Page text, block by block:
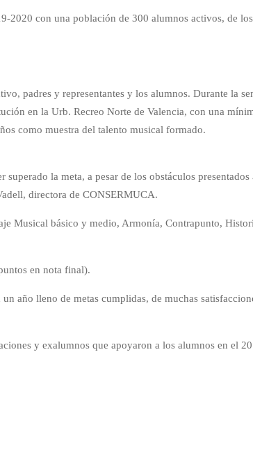
con una población de 300 alumnos activos, de
padres y representantes y los alumnos. Durante la
en la Urb. Recreo Norte de Valencia, con una
como muestra del talento musical formado.
la meta, a pesar de los obstáculos
directora de CONSERMUCA.
básico y medio, Armonía, Contrapunto,
en nota final).
año lleno de metas cumplidas, de muchas
y exalumnos que apoyaron a los alumnos en el